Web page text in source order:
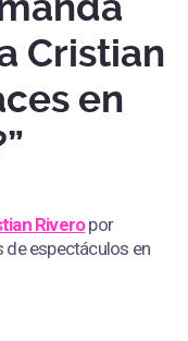
Cristian
en
Riveropor
de espectáculos en